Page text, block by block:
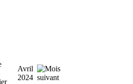
Avril
2024